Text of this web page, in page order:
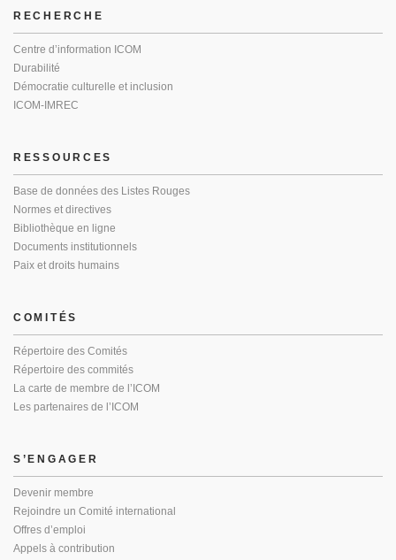
RECHERCHE
Centre d’information ICOM
Durabilité
Démocratie culturelle et inclusion
ICOM-IMREC
RESSOURCES
Base de données des Listes Rouges
Normes et directives
Bibliothèque en ligne
Documents institutionnels
Paix et droits humains
COMITÉS
Répertoire des Comités
Répertoire des commités
La carte de membre de l’ICOM
Les partenaires de l’ICOM
S’ENGAGER
Devenir membre
Rejoindre un Comité international
Offres d’emploi
Appels à contribution